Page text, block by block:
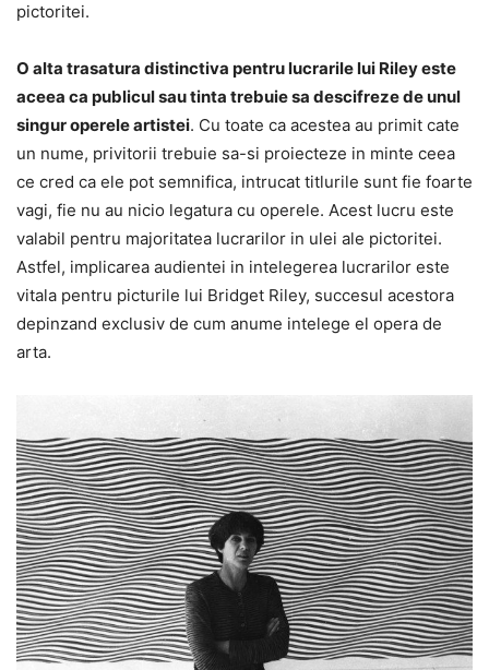
pictoritei.
O alta trasatura distinctiva pentru lucrarile lui Riley este
aceea ca publicul sau tinta trebuie sa descifreze de unul
singur operele artistei. Cu toate ca acestea au primit cate
un nume, privitorii trebuie sa-si proiecteze in minte ceea
ce cred ca ele pot semnifica, intrucat titlurile sunt fie foarte
vagi, fie nu au nicio legatura cu operele. Acest lucru este
valabil pentru majoritatea lucrarilor in ulei ale pictoritei.
Astfel, implicarea audientei in intelegerea lucrarilor este
vitala pentru picturile lui Bridget Riley, succesul acestora
depinzand exclusiv de cum anume intelege el opera de
arta.